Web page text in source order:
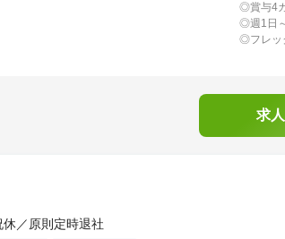
◎賞与4
◎週1日
◎フレッ
求
／原則定時退社